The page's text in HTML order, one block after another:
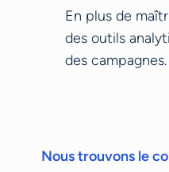
En plus de
des outils
des campagnes.
Nous trouvons le